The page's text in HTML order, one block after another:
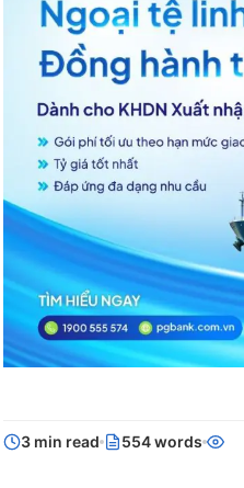
3 min read 554 words